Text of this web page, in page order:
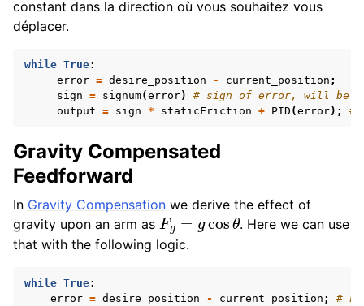
constant dans la direction où vous souhaitez vous
déplacer.
while True:
error = desire_position - current_position ;
sign = signum(error)
# sign of error, will be
output = sign * staticFriction + PID (error); #
Gravity Compensated
Feedforward
In Gravity Compensation we derive the effect of
gravity upon an arm as Fg= gcosθ . Here we can use
that with the following logic.
while True:
error = desire_position - current_position ;
#